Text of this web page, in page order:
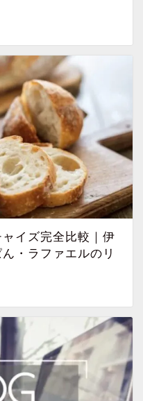
イズ完全比較｜伊
・ラファエルのリ